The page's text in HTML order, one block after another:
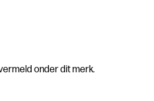
onder dit merk.